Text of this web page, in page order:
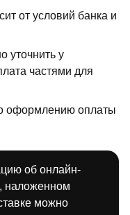
от условий банка и
уточнить у
частями для
оформлению оплаты
об онлайн-
наложенном
можно